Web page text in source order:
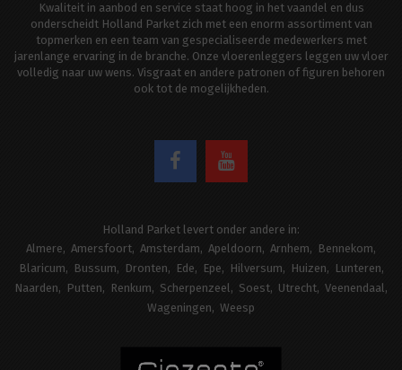
Kwaliteit in aanbod en service staat hoog in het vaandel en dus
onderscheidt Holland Parket zich met een enorm assortiment van
topmerken en een team van gespecialiseerde medewerkers met
jarenlange ervaring in de branche. Onze vloerenleggers leggen uw vloer
volledig naar uw wens. Visgraat en andere patronen of figuren behoren
ook tot de mogelijkheden.
Holland Parket levert onder andere in:
Almere
Amersfoort Amsterdam Apeldoorn Arnhem
Bennekom
Blaricum
Bussum Dronten Ede Epe Hilversum Huizen
Lunteren
Naarden
Putten Renkum Scherpenzeel Soest Utrecht Veenendaal
Wageningen
Weesp